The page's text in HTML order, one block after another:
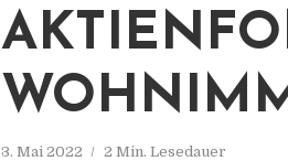
3. Mai 2022 2 Min. Lesedauer